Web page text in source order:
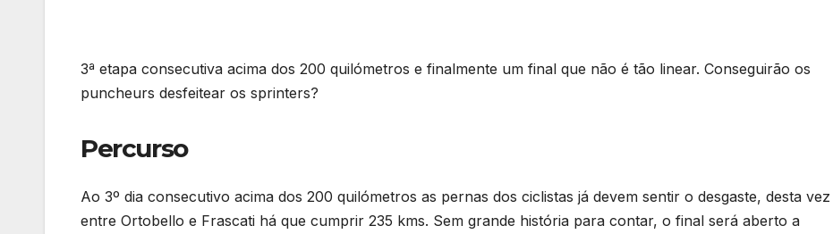
3ª etapa consecutiva acima dos 200 quilómetros e finalmente um final que não é tão linear. Conseguirão os
puncheurs desfeitear os sprinters?
Percurso
Ao 3º dia consecutivo acima dos 200 quilómetros as pernas dos ciclistas já devem sentir o desgaste, desta vez
entre Ortobello e Frascati há que cumprir 235 kms. Sem grande história para contar, o final será aberto a